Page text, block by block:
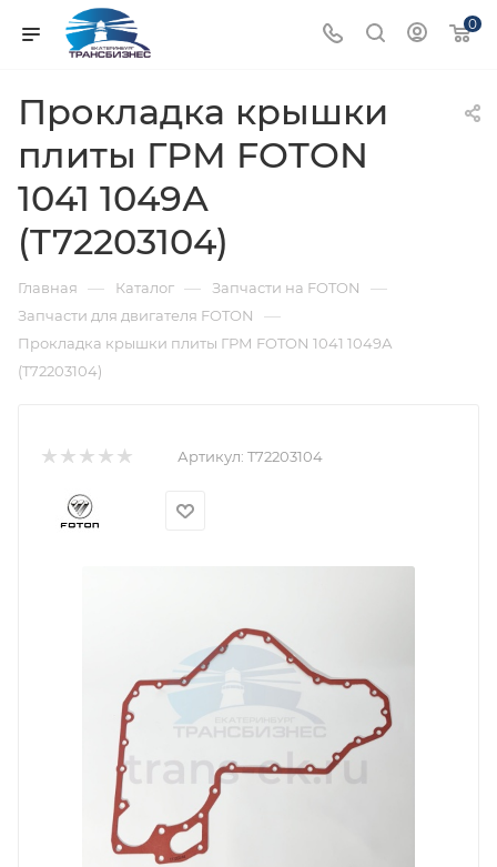
0
Прокладка крышки
плиты ГРМ FOTON
1041 1049А
(T72203104)
Главная — Каталог — Запчасти на FOTON —
Запчасти для двигателя FOTON —
Прокладка крышки плиты ГРМ FOTON 1041 1049А
(T72203104)
Артикул: T72203104